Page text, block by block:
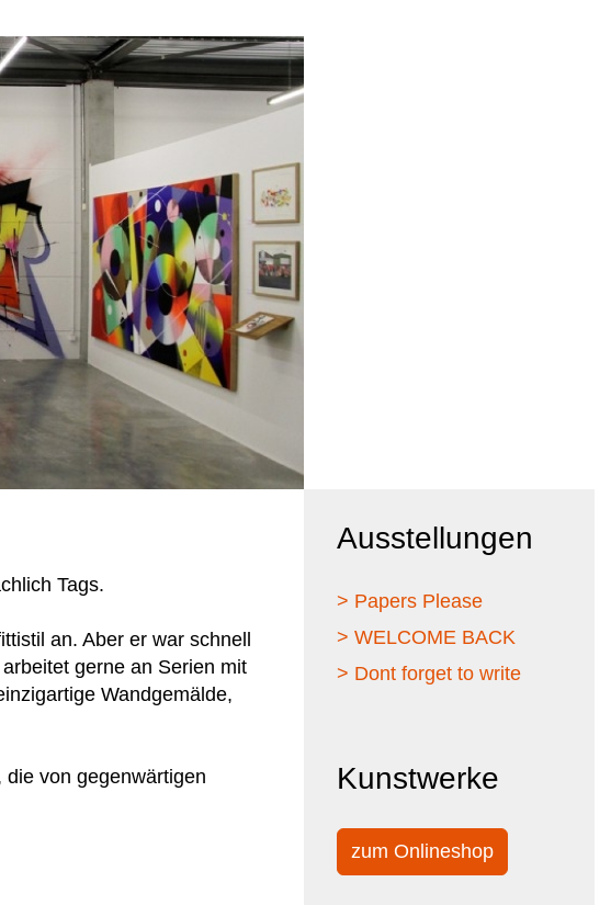
Tags.
an. Aber er war schnell
gerne an Serien mit
Wandgemälde,
von gegenwärtigen
Ausstellungen
> Papers Please
> WELCOME BACK
> Dont forget to write
Kunstwerke
zum Onlineshop